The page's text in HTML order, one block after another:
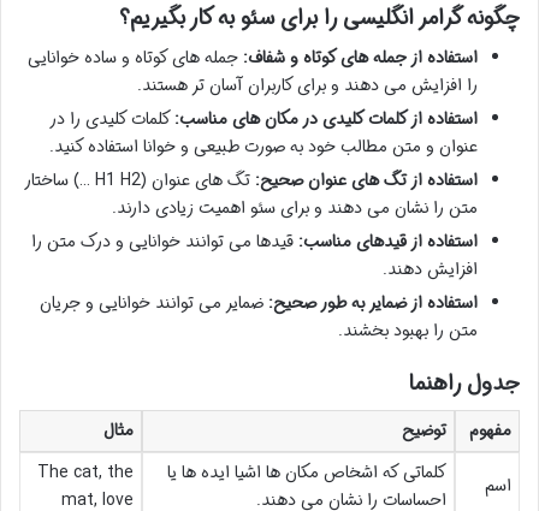
چگونه گرامر انگلیسی را برای سئو به کار بگیریم؟
استفاده از جمله های کوتاه و شفاف: جمله های کوتاه و ساده خوانایی
را افزایش می دهند و برای کاربران آسان تر هستند.
استفاده از کلمات کلیدی در مکان های مناسب:کلمات کلیدی را در
عنوان و متن مطالب خود به صورت طبیعی و خوانا استفاده کنید.
استفاده از تگ های عنوان صحیح:
تگ های عنوان (H1 H2 …) ساختار
متن را نشان می دهند و برای سئو اهمیت زیادی دارند.
استفاده از قیدهای مناسب: قیدها می توانند خوانایی و درک متن را
افزایش دهند.
استفاده از ضمایر به طور صحیح: ضمایر می توانند خوانایی و جریان
متن را بهبود بخشند.
جدول راهنما
مفهوم توضیح مثال
اسم
کلماتی که اشخاص مکان ها اشیا ایده ها یا
احساسات را نشان می دهند.
The cat, the
mat, love